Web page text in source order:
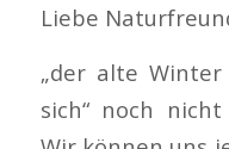
Liebe
„der alte
sich“ noch